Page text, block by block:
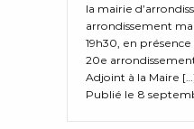
la mairie
arrondissement
19h30, en
20e
Adjoint à la Maire
Publié le 8